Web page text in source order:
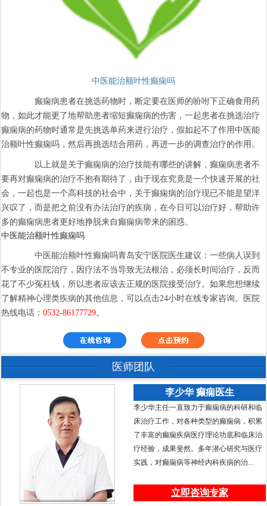
中医能治额叶性癫痫吗
癫痫病患者在挑选药物时，断定要在医师的吩咐下正确食用药
物，如此才能更了地帮助患者缩短癫痫病的伤害，一起患者在挑选治疗
癫痫病的药物时通常是先挑选单药来进行治疗，假如起不了作用中医能
治额叶性癫痫吗，然后再挑选结合用药，再进一步的调查治疗的作用。
以上就是关于癫痫病的治疗技能有哪些的讲解，癫痫病患者不
要再对癫痫病的治疗不抱有期待了，由于现在究竟是一个快速开展的社
会，一起也是一个高科技的社会中，关于癫痫病的治疗现已不能是望洋
兴叹了，而是把之前没有办法治疗的疾病，在今日可以治疗好，帮助许
多的癫痫病患者更好地挣脱来自癫痫病带来的困惑。
中医能治额叶性癫痫吗
中医能治额叶性癫痫吗青岛安宁医院医生建议：一些病人误到
不专业的医院治疗，因疗法不当导致无法根治，必须长时间治疗，反而
花了不少冤枉钱，所以患者应该去正规的医院接受治疗。如果您想继续
了解精神心理类疾病的其他信息，可以点击24小时在线专家咨询。医院
热线电话：0532-86177729。
医师团队
李少华 癫痫医生
李少华主任一直致力于癫痫病的科研和临
床治疗工作，对各种类型的癫痫病，积累
了丰富的癫痫疾病医疗理论功底和临床治
疗经验，成果斐然。多年潜心研究与医疗
实践，对癫痫病等神经内科疾病的治...
立即咨询专家